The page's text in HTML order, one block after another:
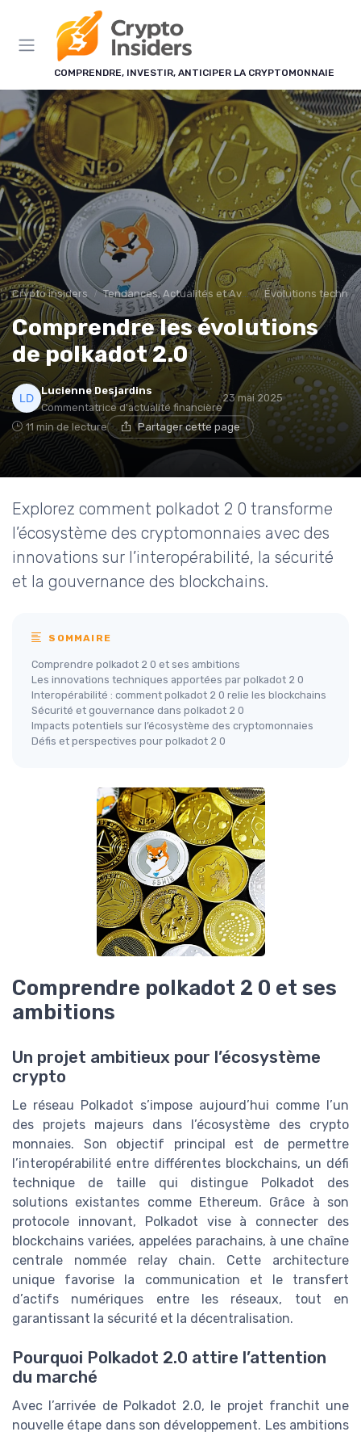
COMPRENDRE, INVESTIR, ANTICIPER LA CRYPTOMONNAIE
Crypto insiders Tendances, Actualités et Avenir Évolutions
Comprendre les évolutions
de polkadot 2.0
Lucienne Desjardins
Commentatrice d'actualité financière
23 mai 2025
11 min de lecture Partager cette page
Explorez comment polkadot 2 0 transforme
l’écosystème des cryptomonnaies avec des
innovations sur l’interopérabilité, la sécurité
et la gouvernance des blockchains.
SOMMAIRE
Comprendre polkadot 2 0 et ses ambitions
Les innovations techniques apportées par polkadot 2 0
Interopérabilité : comment polkadot 2 0 relie les blockchains
Sécurité et gouvernance dans polkadot 2 0
Impacts potentiels sur l’écosystème des cryptomonnaies
Défis et perspectives pour polkadot 2 0
Comprendre polkadot 2 0 et ses
ambitions
Un projet ambitieux pour l’écosystème
crypto
Le réseau Polkadot s’impose aujourd’hui comme l’un
des projets majeurs dans l’écosystème des crypto
monnaies. Son objectif principal est de permettre
l’interopérabilité entre différentes blockchains, un défi
technique de taille qui distingue Polkadot des
solutions existantes comme Ethereum. Grâce à son
protocole innovant, Polkadot vise à connecter des
blockchains variées, appelées parachains, à une chaîne
centrale nommée relay chain. Cette architecture
unique favorise la communication et le transfert
d’actifs numériques entre les réseaux, tout en
garantissant la sécurité et la décentralisation.
Pourquoi Polkadot 2.0 attire l’attention
du marché
Avec l’arrivée de Polkadot 2.0, le projet franchit une
nouvelle étape dans son développement. Les ambitions
Panneau de gestion des cookies